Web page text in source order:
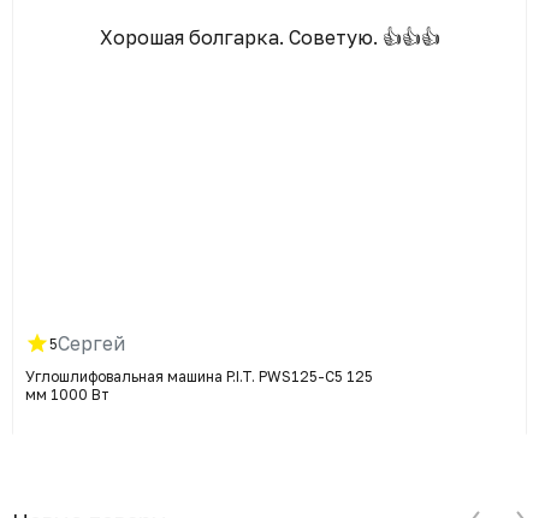
Хорошая болгарка. Советую. 👍👍👍
5Сергей
Углошлифовальная машина P.I.T. PWS125-C5 125
мм 1000 Вт